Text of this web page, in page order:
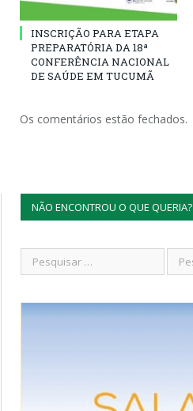
INSCRIÇÃO PARA ETAPA
PREPARATÓRIA DA 18ª
CONFERÊNCIA NACIONAL
DE SAÚDE EM TUCUMÃ
Os comentários estão fechados.
NÃO ENCONTROU O QUE QUERIA?